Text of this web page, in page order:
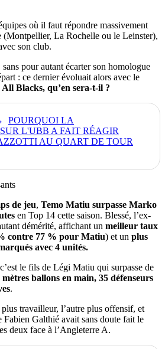
où il faut répondre massivement
(Montpellier, La Rochelle ou le Leinster),
son club.
pour autant écarter son homologue
: ce dernier évoluait alors avec le
Blacks, qu’en sera-t-il ?
POURQUOI LA
L'UBB A FAIT RÉAGIR
AU QUART DE TOUR
de jeu, Temo Matiu surpasse Marko
en Top 14 cette saison. Blessé, l’ex-
démérité, affichant un meilleur taux
contre 77 % pour Matiu) et un plus
avec 4 unités.
le fils de Légi Matiu qui surpasse de
mètres ballons en main, 35 défenseurs
.
travailleur, l’autre plus offensif, et
Fabien Galthié avait sans doute fait le
deux face à l’Angleterre A.